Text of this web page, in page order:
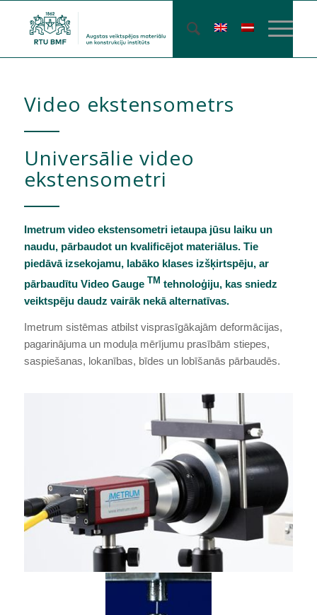
Video ekstensometrs
Universālie video
ekstensometri
Imetrum video ekstensometri ietaupa jūsu laiku un
naudu, pārbaudot un kvalificējot materiālus. Tie
piedāvā izsekojamu, labāko klases izšķirtspēju, ar
pārbaudītu Video Gauge TM tehnoloģiju, kassniedz
veiktspēju daudz vairāk nekā alternatīvas.
Imetrum sistēmas atbilst visprasīgākajām deformācijas,
pagarinājuma un moduļa mērījumu prasībām stiepes,
saspiešanas, lokanības, bīdes un lobīšanās pārbaudēs.